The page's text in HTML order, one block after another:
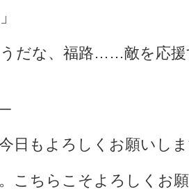
だな、福路……敵を応
日もよろしくお願いしま
こちらこそよろしくお